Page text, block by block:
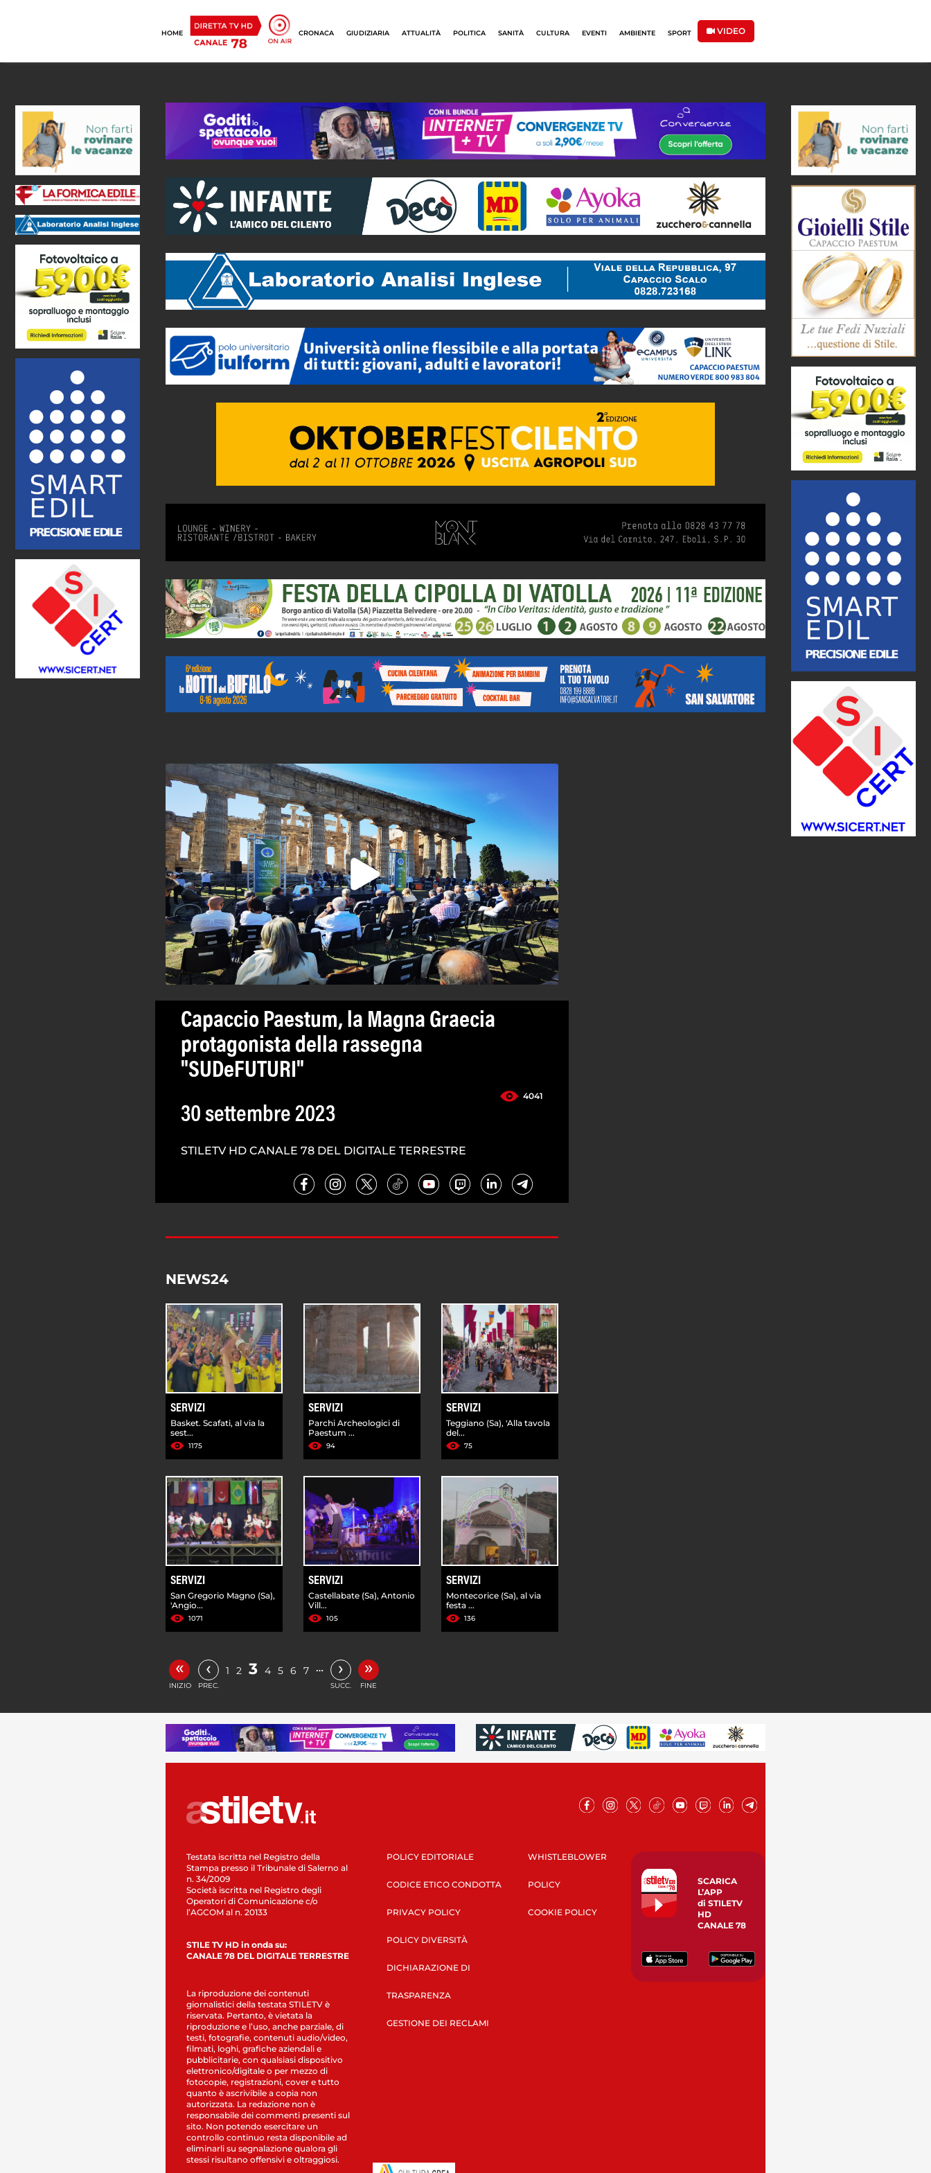
HOME CRONACA GIUDIZIARIA ATTUALITÀ POLITICA SANITÀ CULTURA EVENTI AMBIENTE SPORT VIDEO
Capaccio Paestum, la Magna Graecia
protagonista della rassegna
"SUDeFUTURI"
4041
30 settembre 2023
STILETV HD CANALE 78 DEL DIGITALE TERRESTRE
NEWS24
SERVIZI
Basket. Scafati, al via la
sest...
1175
SERVIZI
Parchi Archeologici di
Paestum ...
94
SERVIZI
Teggiano (Sa), 'Alla tavola
del...
75
SERVIZI
San Gregorio Magno (Sa),
'Angio...
1071
SERVIZI
Castellabate (Sa), Antonio
Vill...
105
SERVIZI
Montecorice (Sa), al via
festa ...
136
«
INIZIO
‹
PREC.
1 2 3 4 5 6 7 … ›
SUCC.
»
FINE
Testata iscritta nel Registro della
Stampa presso il Tribunale di Salerno al
n. 34/2009
Società iscritta nel Registro degli
Operatori di Comunicazione c/o
l’AGCOM al n. 20133
STILE TV HD in onda su:
CANALE 78 DEL DIGITALE TERRESTRE
La riproduzione dei contenuti
giornalistici della testata STILETV è
riservata. Pertanto, è vietata la
riproduzione e l’uso, anche parziale, di
testi, fotografie, contenuti audio/video,
filmati, loghi, grafiche aziendali e
pubblicitarie, con qualsiasi dispositivo
elettronico/digitale o per mezzo di
fotocopie, registrazioni, cover e tutto
quanto è ascrivibile a copia non
autorizzata. La redazione non è
responsabile dei commenti presenti sul
sito. Non potendo esercitare un
controllo continuo resta disponibile ad
eliminarli su segnalazione qualora gli
stessi risultano offensivi e oltraggiosi.
POLICY EDITORIALE
CODICE ETICO CONDOTTA
PRIVACY POLICY
POLICY DIVERSITÀ
DICHIARAZIONE DI
TRASPARENZA
GESTIONE DEI RECLAMI
WHISTLEBLOWER
POLICY
COOKIE POLICY
SCARICA
L’APP
di STILETV
HD
CANALE 78